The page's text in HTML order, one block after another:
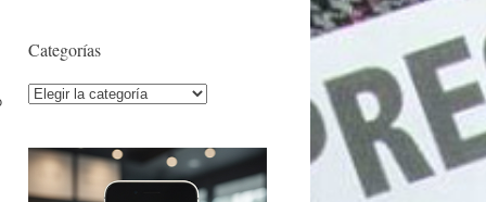
Categorías
Categorías